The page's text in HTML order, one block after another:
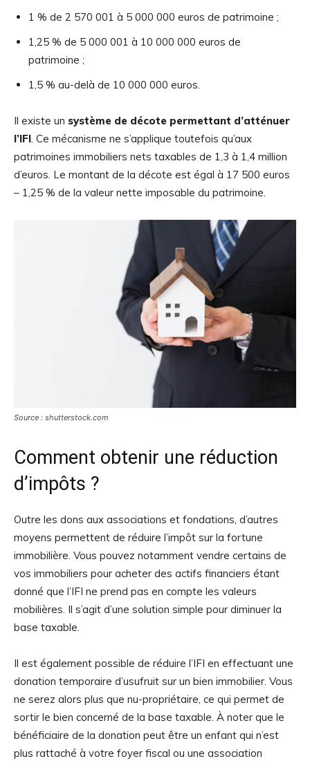
1 % de 2 570 001 à 5 000 000 euros de patrimoine ;
1,25 % de 5 000 001 à 10 000 000 euros de
patrimoine ;
1,5 % au-delà de 10 000 000 euros.
Il existe un système de décote permettant d’atténuer
l’IFI. Ce mécanisme ne s’applique toutefois qu’aux
patrimoines immobiliers nets taxables de 1,3 à 1,4 million
d’euros. Le montant de la décote est égal à 17 500 euros
– 1,25 % de la valeur nette imposable du patrimoine.
Source : shutterstock.com
Comment obtenir une réduction
d’impôts ?
Outre les dons aux associations et fondations, d’autres
moyens permettent de réduire l’impôt sur la fortune
immobilière. Vous pouvez notamment vendre certains de
vos immobiliers pour acheter des actifs financiers étant
donné que l’IFI ne prend pas en compte les valeurs
mobilières. Il s’agit d’une solution simple pour diminuer la
base taxable.
Il est également possible de réduire l’IFI en effectuant une
donation temporaire d’usufruit sur un bien immobilier. Vous
ne serez alors plus que nu-propriétaire, ce qui permet de
sortir le bien concerné de la base taxable. À noter que le
bénéficiaire de la donation peut être un enfant qui n’est
plus rattaché à votre foyer fiscal ou une association